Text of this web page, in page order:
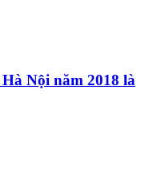
Nội năm 2018 là